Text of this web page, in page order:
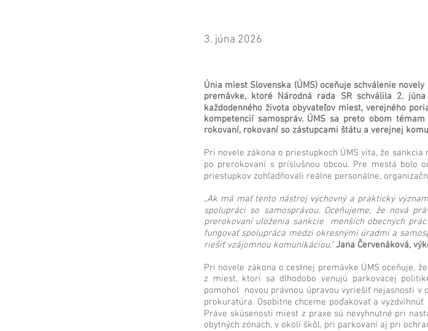
3. júna 2026
Únia miest Slovenska (ÚMS) oceňuje schválenie
premávke, ktoré Národná rada SR schválila 2.
každodenného života obyvateľov miest, verejného
kompetencií samospráv. ÚMS sa preto obom
rokovaní, rokovaní so zástupcami štátu a verejnej
Pri novele zákona o priestupkoch ÚMS víta, že
po prerokovaní s príslušnou obcou. Pre mestá bolo
priestupkov zohľadňovali reálne personálne,
„Ak má mať tento nástroj výchovný a praktický
spolupráci so samosprávou. Oceňujeme, že nová
prerokovaní uloženia sankcie menších obecných
fungovať spolupráca medzi okresnými úradmi a
riešiť vzájomnou komunikáciou,“ Jana Červenáková,
Pri novele zákona o cestnej premávke ÚMS oceňuje,
z miest, ktorí sa dlhodobo venujú parkovacej
pomohol novou právnou úpravou vyriešiť nejasnosti v
prokuratúra. Osobitne chceme poďakovať a
Práve skúsenosti miest z praxe sú nevyhnutné pri
obytných zónach, v okolí škôl, pri parkovaní aj pri